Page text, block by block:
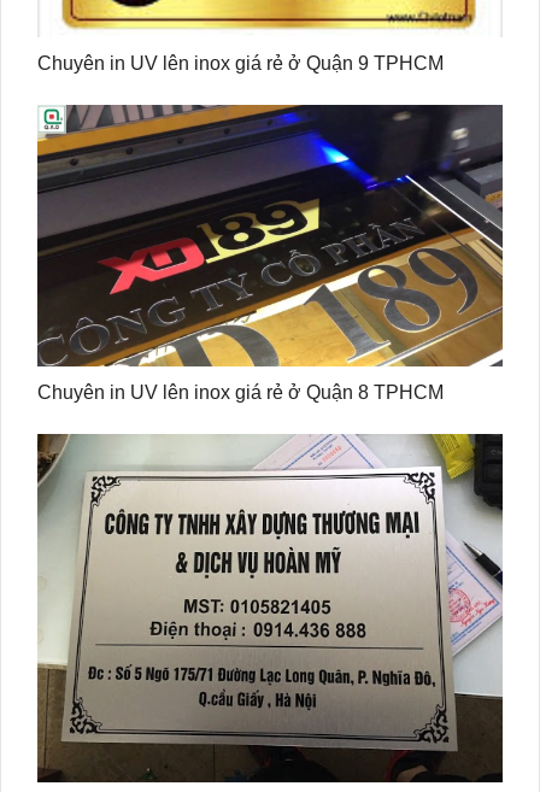
Chuyên in UV lên inox giá rẻ ở Quận 9 TPHCM
Chuyên in UV lên inox giá rẻ ở Quận 8 TPHCM